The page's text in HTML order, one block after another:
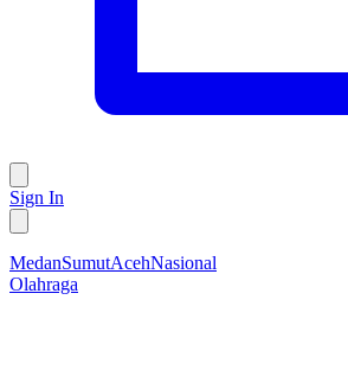
Sign In
MedanSumutAcehNasional
Olahraga